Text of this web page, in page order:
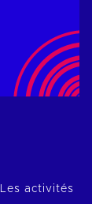
Les activités